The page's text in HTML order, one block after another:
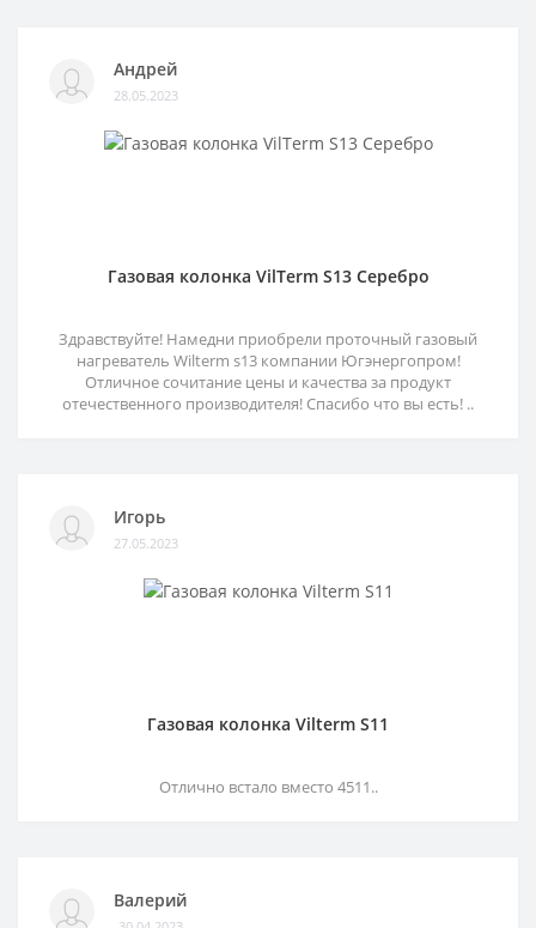
Андрей
28.05.2023
Газовая колонка VilTerm S13 Серебро
Здравствуйте! Намедни приобрели проточный газовый
нагреватель Wilterm s13 компании Югэнергопром!
Отличное сочитание цены и качества за продукт
отечественного производителя! Спасибо что вы есть! ..
Игорь
27.05.2023
Газовая колонка Vilterm S11
Отлично встало вместо 4511..
Валерий